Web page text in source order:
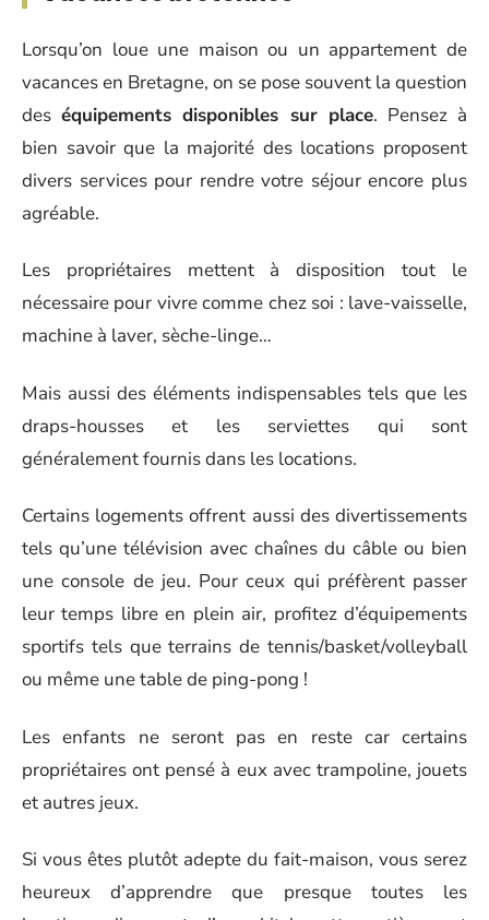
Lorsqu’on loue une maison ou un appartement de
vacances en Bretagne, on se pose souvent la question
deséquipements disponibles sur place. Pensez à
bien savoir que la majorité des locations proposent
divers services pour rendre votre séjour encore plus
agréable.
Les propriétaires mettent à disposition tout le
nécessaire pour vivre comme chez soi : lave-vaisselle,
machine à laver, sèche-linge…
Mais aussi des éléments indispensables tels que les
draps-housses et les serviettes qui sont
généralement fournis dans les locations.
Certains logements offrent aussi des divertissements
tels qu’une télévision avec chaînes du câble ou bien
une console de jeu. Pour ceux qui préfèrent passer
leur temps libre en plein air, profitez d’équipements
sportifs tels que terrains de tennis/basket/volleyball
ou même une table de ping-pong !
Les enfants ne seront pas en reste car certains
propriétaires ont pensé à eux avec trampoline, jouets
et autres jeux.
Si vous êtes plutôt adepte du fait-maison, vous serez
heureux d’apprendre que presque toutes les